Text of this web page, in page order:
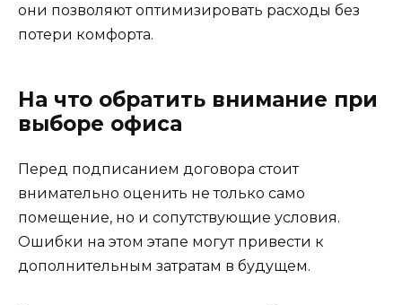
они позволяют оптимизировать расходы без
потери комфорта.
На что обратить внимание при
выборе офиса
Перед подписанием договора стоит
внимательно оценить не только само
помещение, но и сопутствующие условия.
Ошибки на этом этапе могут привести к
дополнительным затратам в будущем.